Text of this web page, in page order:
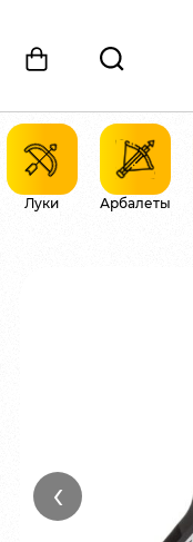
Луки Арбалеты
‹